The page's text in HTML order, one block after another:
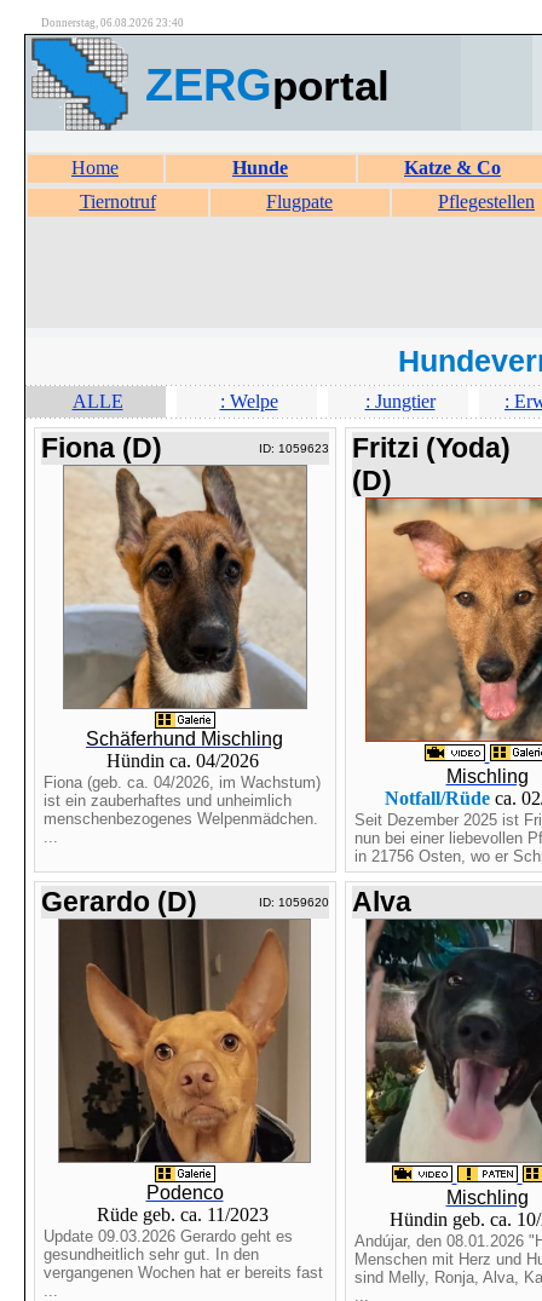
Donnerstag, 06.08.2026 23:40
ZERGportal
Home Hunde
Katze & Co
Tiernotruf
Flugpate Pflegestellen
ALLE : Welpe : Jungtier :
Fiona (D) ID: 1059623
Schäferhund Mischling
Hündin ca. 04/2026
Fiona (geb. ca. 04/2026, im Wachstum)
ist ein zauberhaftes und unheimlich
menschenbezogenes Welpenmädchen.
...
Fritzi (Yoda)
(D)
Mischling
Notfall/Rüde ca.
Seit Dezember 2025 ist
nun bei einer liebevollen
in 21756 Osten, wo er
Gerardo (D) ID: 1059620
Podenco
Rüde geb. ca. 11/2023
Update 09.03.2026 Gerardo geht es
gesundheitlich sehr gut. In den
vergangenen Wochen hat er bereits fast
...
Alva
Mischling
Hündin geb. ca.
Andújar, den 08.01.2026
Menschen mit Herz und
sind Melly, Ronja, Alva,
...